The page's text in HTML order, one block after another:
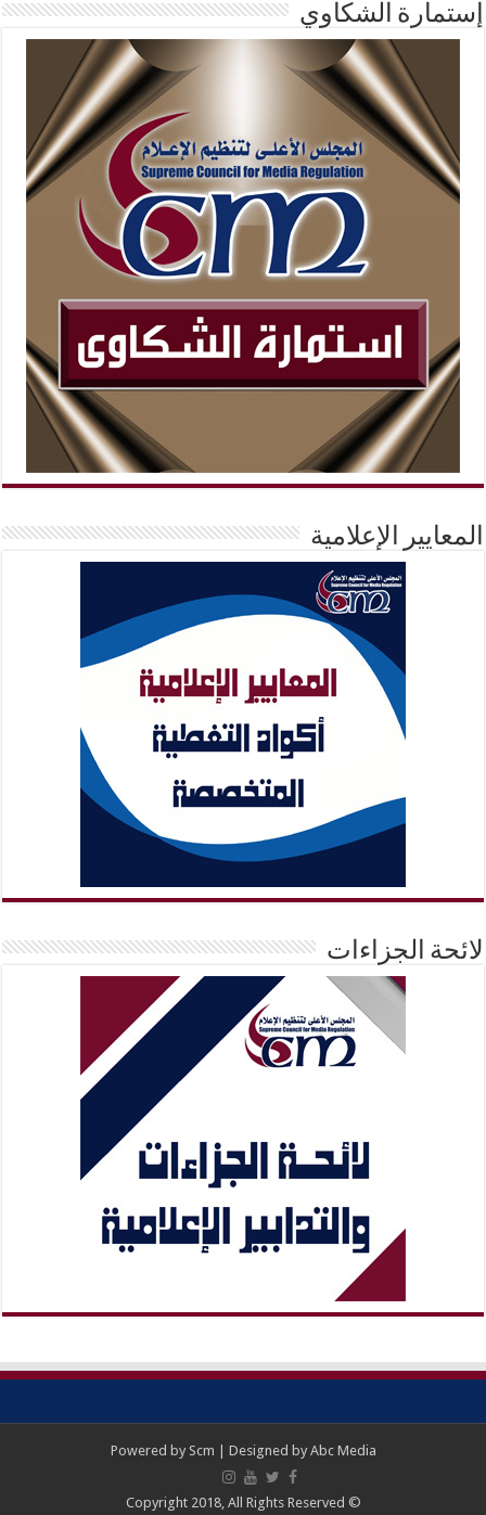
إستمارة الشكاوي
المعايير الإعلامية
لائحة الجزاءات
Powered by Scm | Designed by Abc Media
© Copyright 2018, All Rights Reserved